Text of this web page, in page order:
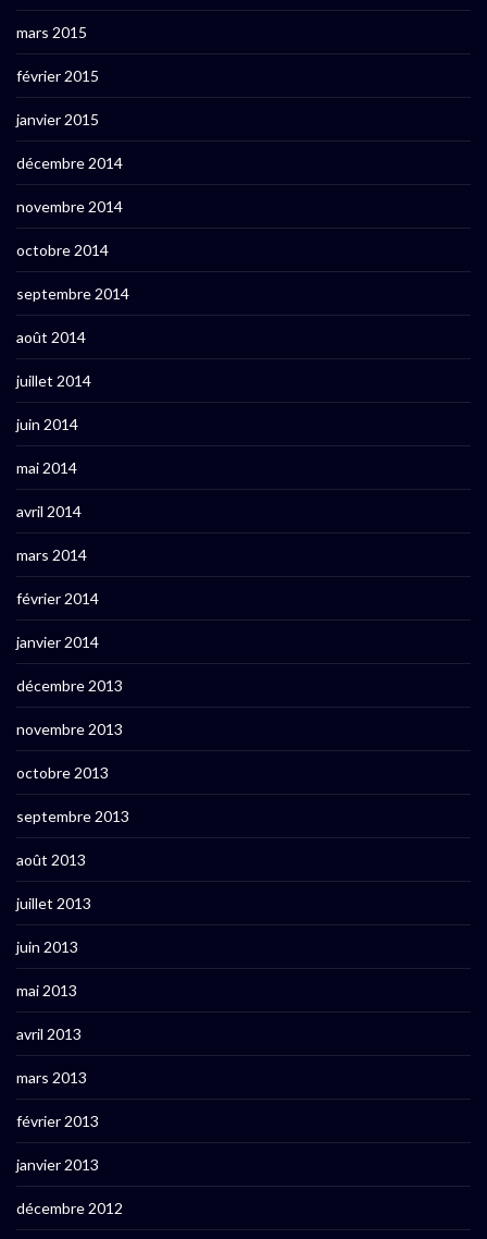
mars 2015
février 2015
janvier 2015
décembre 2014
novembre 2014
octobre 2014
septembre 2014
août 2014
juillet 2014
juin 2014
mai 2014
avril 2014
mars 2014
février 2014
janvier 2014
décembre 2013
novembre 2013
octobre 2013
septembre 2013
août 2013
juillet 2013
juin 2013
mai 2013
avril 2013
mars 2013
février 2013
janvier 2013
décembre 2012